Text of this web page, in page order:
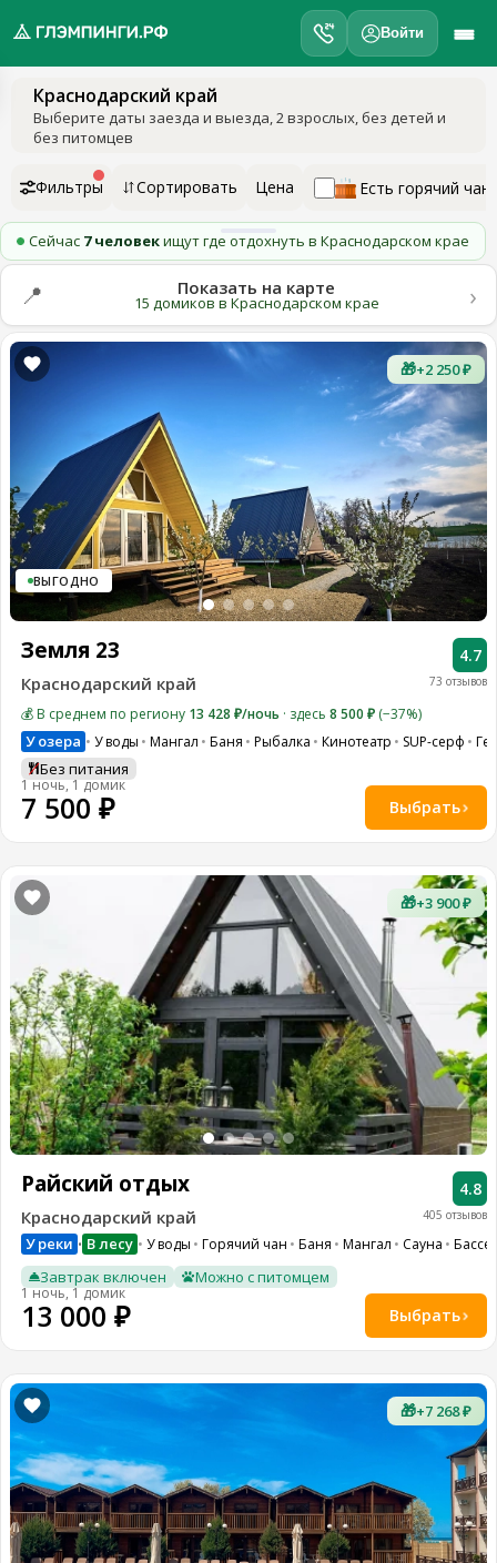
Войти
Краснодарский край
Выберите даты заезда и выезда, 2 взрослых, без детей и
без питомцев
Фильтры Сортировать Цена Есть горячий чан
Сейчас 7 человекищут где отдохнуть в Краснодарском крае
📍 Показать на карте
15 домиков в Краснодарском крае ›
🎁+2 250 ₽
ВЫГОДНО
73 отзывов
4.7
Земля 23
Краснодарский край
💰 В среднем по региону 13 428 ₽/ночь · здесь 8 500 ₽ (−37%)
У озера У воды Мангал Баня Рыбалка Кинотеатр SUP-серф
Без питания
1 ночь, 1 домик
7 500 ₽ Выбрать
🎁+3 900 ₽
405 отзывов
4.8
Райский отдых
Краснодарский край
У реки • В лесу У воды Горячий чан Баня Мангал Сауна
Завтрак включен Можно с питомцем
1 ночь, 1 домик
13 000 ₽ Выбрать
🎁+7 268 ₽